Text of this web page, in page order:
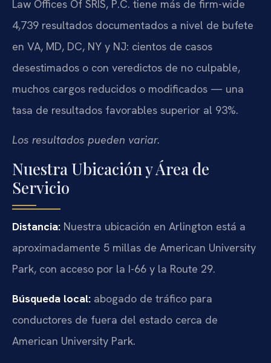
Law Offices Of SRIS, P.C. tiene más de firm-wide
4,739 resultados documentados a nivel de bufete
en VA, MD, DC, NY y NJ: cientos de casos
desestimados o con veredictos de no culpable,
muchos cargos reducidos o modificados — una
tasa de resultados favorables superior al 93%.
Los resultados pueden variar.
Nuestra Ubicación y Área de
Servicio
Distancia: Nuestra ubicación en Arlington está a
aproximadamente 5 millas de American University
Park, con acceso por la I-66 y la Route 29.
Búsqueda local: abogado de tráfico para
conductores de fuera del estado cerca de
American University Park.